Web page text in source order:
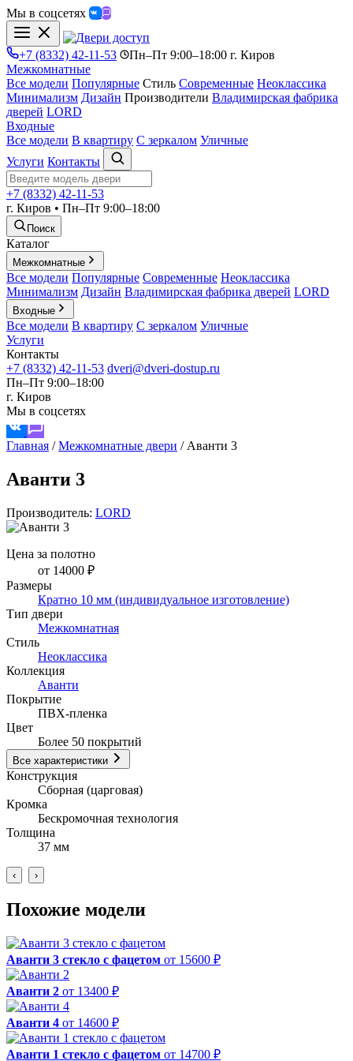
Мы в соцсетях
+7 (8332) 42-11-53
Пн–Пт 9:00–18:00 г. Киров
Межкомнатные
Все модели Популярные Стиль Современные Неоклассика
Минимализм Дизайн Производители Владимирская фабрика
дверей LORD
Входные
Все модели В квартиру С зеркалом Уличные
Услуги Контакты
+7 (8332) 42-11-53
г. Киров • Пн–Пт 9:00–18:00
Поиск
Каталог
Межкомнатные
Все модели Популярные Современные Неоклассика
Минимализм Дизайн Владимирская фабрика дверей LORD
Входные
Все модели В квартиру С зеркалом Уличные
Услуги
Контакты
+7 (8332) 42-11-53 dveri@dveri-dostup.ru
Пн–Пт 9:00–18:00
г. Киров
Мы в соцсетях
Главная / Межкомнатные двери / Аванти 3
Аванти 3
Производитель: LORD
Цена за полотно
от 14000 ₽
Размеры
Кратно 10 мм (индивидуальное изготовление)
Тип двери
Межкомнатная
Стиль
Неоклассика
Коллекция
Аванти
Покрытие
ПВХ-пленка
Цвет
Более 50 покрытий
Все характеристики
Конструкция
Сборная (царговая)
Кромка
Бескромочная технология
Толщина
37 мм
‹ ›
Похожие модели
Аванти 3 стекло с фацетом от 15600 ₽
Аванти 2 от 13400 ₽
Аванти 4 от 14600 ₽
Аванти 1 стекло с фацетом от 14700 ₽